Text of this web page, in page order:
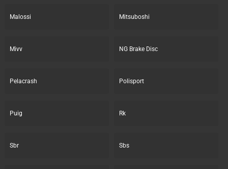
Malossi Mitsuboshi
Mivv NG Brake Disc
Pelacrash Polisport
Puig Rk
Sbr Sbs